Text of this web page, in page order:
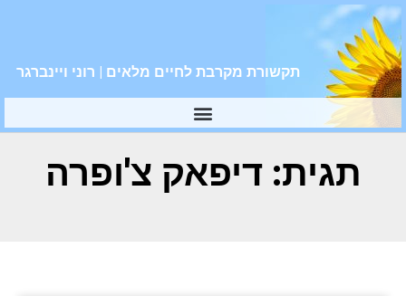
תקשורת מקרבת לחיים מלאים | רוני ויינברגר
תגית: דיפאק צ'ופרה